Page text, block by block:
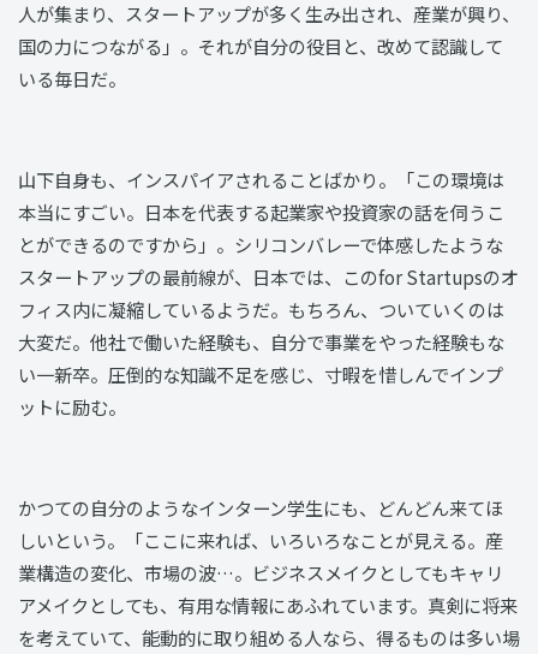
人が集まり、スタートアップが多く生み出され、産業が興り、
国の力につながる」。それが自分の役目と、改めて認識して
いる毎日だ。
山下自身も、インスパイアされることばかり。「この環境は
本当にすごい。日本を代表する起業家や投資家の話を伺うこ
とができるのですから」。シリコンバレーで体感したような
スタートアップの最前線が、日本では、このfor Startupsのオ
フィス内に凝縮しているようだ。もちろん、ついていくのは
大変だ。他社で働いた経験も、自分で事業をやった経験もな
い一新卒。圧倒的な知識不足を感じ、寸暇を惜しんでインプ
ットに励む。
かつての自分のようなインターン学生にも、どんどん来てほ
しいという。「ここに来れば、いろいろなことが見える。産
業構造の変化、市場の波…。ビジネスメイクとしてもキャリ
アメイクとしても、有用な情報にあふれています。真剣に将来
を考えていて、能動的に取り組める人なら、得るものは多い場